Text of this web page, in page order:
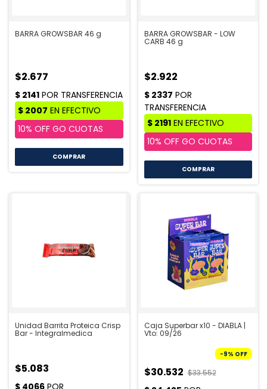
BARRA GROWSBAR 46 g
$2.677
COMPRAR
BARRA GROWSBAR - LOW
CARB 46 g
$2.922
COMPRAR
Unidad Barrita Proteica Crisp
Bar - Integralmedica
$5.083
Caja Superbar x10 - DIABLA |
Vto: 09/26
-9% OFF
$30.532 $33.552